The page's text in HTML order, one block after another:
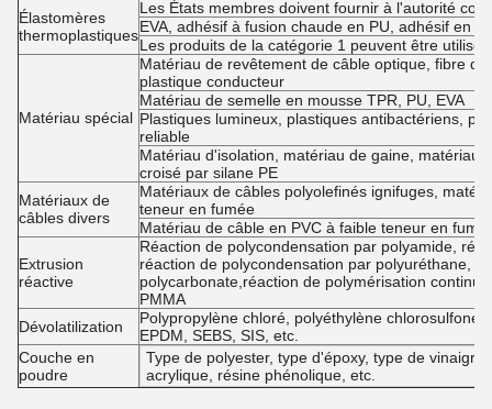
Élastomères
thermoplastiques
Les États membres doivent fournir à l'autorité
EVA, adhésif à fusion chaude en PU, adhésif en
Les produits de la catégorie 1 peuvent être
Matériau spécial
Matériau de revêtement de câble optique, fibre
plastique conducteur
Matériau de semelle en mousse TPR, PU, EVA
Plastiques lumineux, plastiques antibactériens,
reliable
Matériau d'isolation, matériau de gaine, matériau
croisé par silane PE
Matériaux de
câbles divers
Matériaux de câbles polyolefinés ignifuges,
teneur en fumée
Matériau de câble en PVC à faible teneur en
Extrusion
réactive
Réaction de polycondensation par polyamide,
réaction de polycondensation par polyuréthane,
polycarbonate,réaction de polymérisation
PMMA
Dévolatilization
Polypropylène chloré, polyéthylène
EPDM, SEBS, SIS, etc.
Couche en
poudre
Type de polyester, type d'époxy, type de
acrylique, résine phénolique, etc.